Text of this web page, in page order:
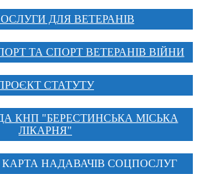
ДЛЯ ВЕТЕРАНІВ
ТА СПОРТ ВЕТЕРАНІВ ВІЙНИ
СТАТУТУ
КНП "БЕРЕСТИНСЬКА МІСЬКА
ЛІКАРНЯ"
КАРТА НАДАВАЧІВ СОЦПОСЛУГ